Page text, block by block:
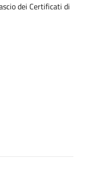
dei Certificati di